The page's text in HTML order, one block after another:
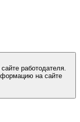
работодателя.
на сайте